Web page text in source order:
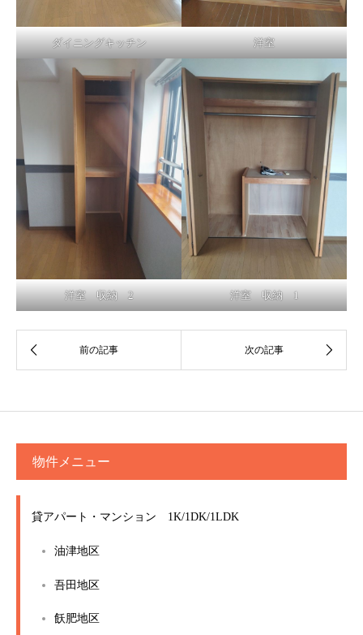
ダイニングキッチン 洋室
洋室 収納 2 洋室 収納 1
物件メニュー
貸アパート・マンション 1K/1DK/1LDK
油津地区
吾田地区
飫肥地区